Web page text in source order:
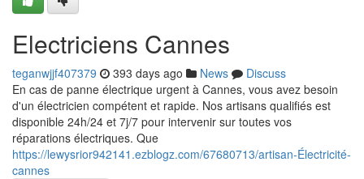
Electriciens Cannes
teganwjjf407379 393 days ago News
Discuss
En cas de panne électrique urgent à Cannes, vous avez besoin
d'un électricien compétent et rapide. Nos artisans qualifiés est
disponible 24h/24 et 7j/7 pour intervenir sur toutes vos
réparations électriques. Que
https://lewysrior942141.ezblogz.com/67680713/artisan-Électricité-
cannes